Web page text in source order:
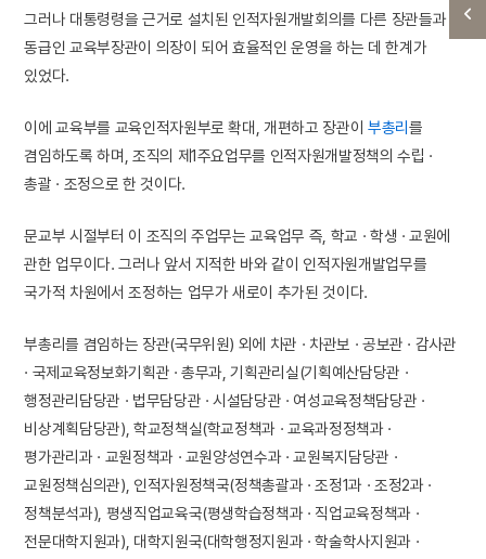
그러나 대통령령을 근거로 설치된 인적자원개발회의를 다른 장관들과
동급인 교육부장관이 의장이 되어 효율적인 운영을 하는 데 한계가
있었다.
이에 교육부를 교육인적자원부로 확대, 개편하고 장관이 부총리를
겸임하도록 하며, 조직의 제1주요업무를 인적자원개발정책의 수립 ·
총괄 · 조정으로 한 것이다.
문교부 시절부터 이 조직의 주업무는 교육업무 즉, 학교 · 학생 · 교원에
관한 업무이다. 그러나 앞서 지적한 바와 같이 인적자원개발업무를
국가적 차원에서 조정하는 업무가 새로이 추가된 것이다.
부총리를 겸임하는 장관(국무위원) 외에 차관 · 차관보 · 공보관 · 감사관
· 국제교육정보화기획관 · 총무과, 기획관리실(기획예산담당관 ·
행정관리담당관 · 법무담당관 · 시설담당관 · 여성교육정책담당관 ·
비상계획담당관), 학교정책실(학교정책과 · 교육과정정책과 ·
평가관리과 · 교원정책과 · 교원양성연수과 · 교원복지담당관 ·
교원정책심의관), 인적자원정책국(정책총괄과 · 조정1과 · 조정2과 ·
정책분석과), 평생직업교육국(평생학습정책과 · 직업교육정책과 ·
전문대학지원과), 대학지원국(대학행정지원과 · 학술학사지원과 ·